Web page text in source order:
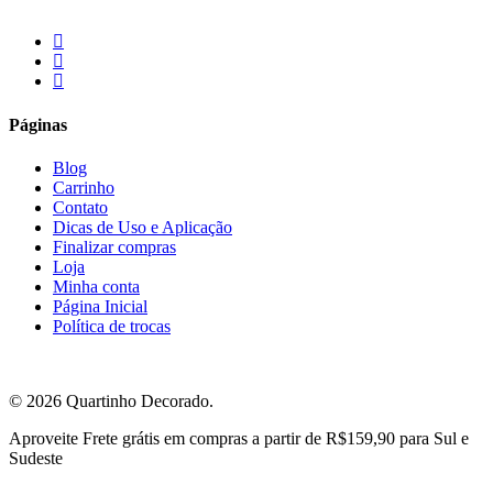
facebook
instagram
email
Páginas
Blog
Carrinho
Contato
Dicas de Uso e Aplicação
Finalizar compras
Loja
Minha conta
Página Inicial
Política de trocas
© 2026 Quartinho Decorado.
Close
Menu
Aproveite Frete grátis em compras a partir de R$159,90 para Sul e
Sudeste